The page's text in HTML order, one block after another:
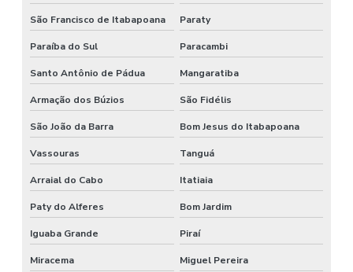
São Francisco de Itabapoana Paraty
Paraíba do Sul Paracambi
Santo Antônio de Pádua Mangaratiba
Armação dos Búzios São Fidélis
São João da Barra Bom Jesus do Itabapoana
Vassouras Tanguá
Arraial do Cabo Itatiaia
Paty do Alferes Bom Jardim
Iguaba Grande Piraí
Miracema Miguel Pereira